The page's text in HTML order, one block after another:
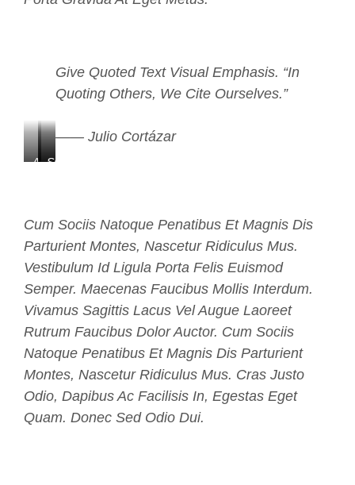
Give Quoted Text Visual Emphasis. “In
Quoting Others, We Cite Ourselves.”
—— Julio Cortázar
Aenean
Consectetur
Sit
Cum Sociis Natoque Penatibus Et Magnis Dis
Parturient Montes, Nascetur Ridiculus Mus.
Vestibulum Id Ligula Porta Felis Euismod
Semper. Maecenas Faucibus Mollis Interdum.
Vivamus Sagittis Lacus Vel Augue Laoreet
Rutrum Faucibus Dolor Auctor. Cum Sociis
Natoque Penatibus Et Magnis Dis Parturient
Montes, Nascetur Ridiculus Mus. Cras Justo
Odio, Dapibus Ac Facilisis In, Egestas Eget
Quam. Donec Sed Odio Dui.